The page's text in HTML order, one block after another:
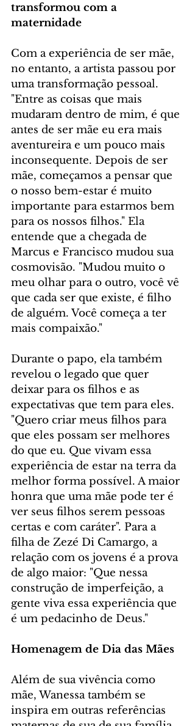
transformou com a
maternidade
Com a experiência de ser mãe,
no entanto, a artista passou por
uma transformação pessoal.
"Entre as coisas que mais
mudaram dentro de mim, é que
antes de ser mãe eu era mais
aventureira e um pouco mais
inconsequente. Depois de ser
mãe, começamos a pensar que
o nosso bem-estar é muito
importante para estarmos bem
para os nossos filhos." Ela
entende que a chegada de
Marcus e Francisco mudou sua
cosmovisão. "Mudou muito o
meu olhar para o outro, você vê
que cada ser que existe, é filho
de alguém. Você começa a ter
mais compaixão."
Durante o papo, ela também
revelou o legado que quer
deixar para os filhos e as
expectativas que tem para eles.
"Quero criar meus filhos para
que eles possam ser melhores
do que eu. Que vivam essa
experiência de estar na terra da
melhor forma possível. A maior
honra que uma mãe pode ter é
ver seus filhos serem pessoas
certas e com caráter". Para a
filha de Zezé Di Camargo, a
relação com os jovens é a prova
de algo maior: "Que nessa
construção de imperfeição, a
gente viva essa experiência que
é um pedacinho de Deus."
Homenagem de Dia das Mães
Além de sua vivência como
mãe, Wanessa também se
inspira em outras referências